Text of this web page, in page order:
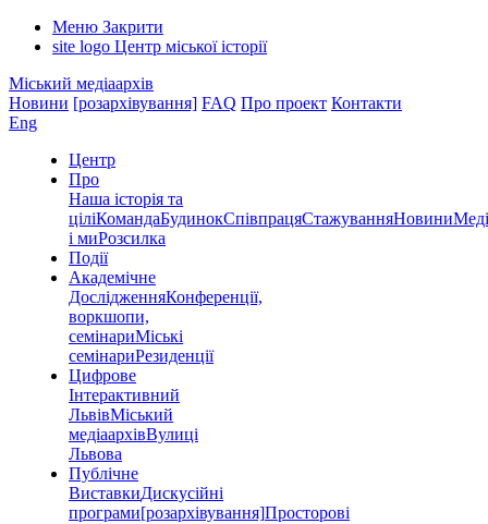
Меню Закрити
site logo Центр міської історії
Міський медіаархів
Новини [розархівування] FAQ Про проект Контакти
Eng
Центр
Про
Наша історія та
ціліКомандаБудинокСпівпрацяСтажуванняНовини
і миРозсилка
Події
Академічне
ДослідженняКонференції,
воркшопи,
семінариМіські
семінариРезиденції
Цифрове
Інтерактивний
ЛьвівМіський
медіаархівВулиці
Львова
Публічне
ВиставкиДискусійні
програми[розархівування]Просторові